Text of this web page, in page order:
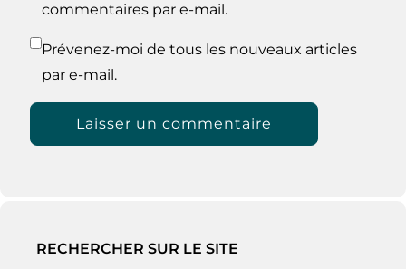
commentaires par e-mail.
Prévenez-moi de tous les nouveaux articles
par e-mail.
RECHERCHER SUR LE SITE